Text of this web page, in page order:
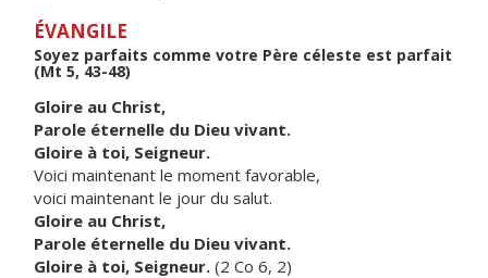
ÉVANGILE
Soyez parfaits comme votre Père céleste est parfait
(Mt 5, 43-48)
Gloire au Christ,
Parole éternelle du Dieu vivant.
Gloire à toi, Seigneur.
Voici maintenant le moment favorable,
voici maintenant le jour du salut.
Gloire au Christ,
Parole éternelle du Dieu vivant.
Gloire à toi, Seigneur. (2 Co 6, 2)